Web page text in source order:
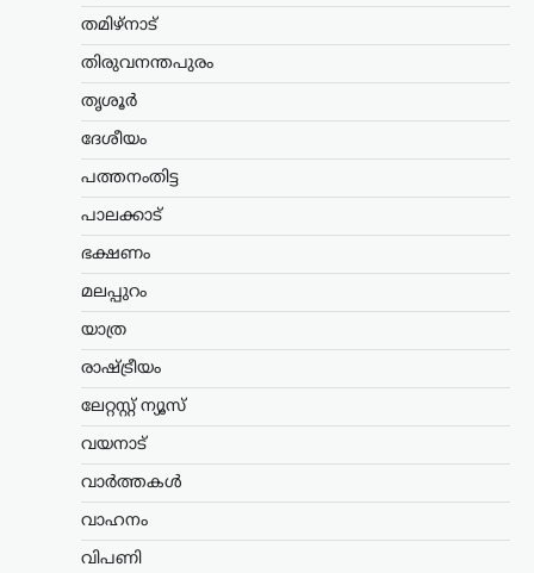
തമിഴ്നാട്
തിരുവനന്തപുരം
തൃശൂർ
ദേശീയം
പത്തനംതിട്ട
പാലക്കാട്
ഭക്ഷണം
മലപ്പുറം
യാത്ര
രാഷ്ട്രീയം
ലേറ്റസ്റ്റ് ന്യൂസ്
വയനാട്
വാർത്തകൾ
വാഹനം
വിപണി
സംവിധാനത്തിൽ
പരിഷ്കാരം വേണം:
രാജ്യത്തെ യുവതലമുറയെയും
വിദ്യാഭ്യാസ സമ്പ്രദായത്തെയും കുറിച്ച്
ആർ.എസ്.എസ് മേധാവി മോഹൻ
സത്യസന്ധതയും തുറന്ന മനസും ‘ജെൻ
അന്താരാഷ്ട്രം,ട്രെൻഡിംഗ്,
ലേറ്റസ്റ്റ് ന്യൂസ്
സൂപ്പ് കുടിക്കാൻ
സർക്കാർ നിർദേശം;
ഉപദേശം ചർച്ചയാകുന്നു